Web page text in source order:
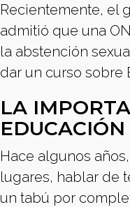
Recientemente, el
admitió que una
la abstención
dar un curso sobre
LA
Hace algunos
lugares, hablar de
un tabú por